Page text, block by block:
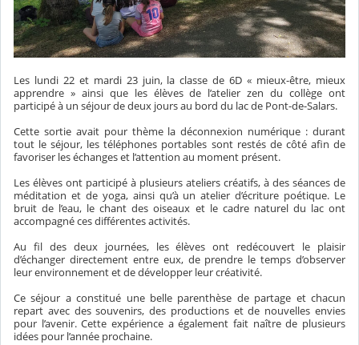
Les lundi 22 et mardi 23 juin, la classe de 6D « mieux-être, mieux
apprendre » ainsi que les élèves de l’atelier zen du collège ont
participé à un séjour de deux jours au bord du lac de Pont-de-Salars.
Cette sortie avait pour thème la déconnexion numérique : durant
tout le séjour, les téléphones portables sont restés de côté afin de
favoriser les échanges et l’attention au moment présent.
Les élèves ont participé à plusieurs ateliers créatifs, à des séances de
méditation et de yoga, ainsi qu’à un atelier d’écriture poétique. Le
bruit de l’eau, le chant des oiseaux et le cadre naturel du lac ont
accompagné ces différentes activités.
Au fil des deux journées, les élèves ont redécouvert le plaisir
d’échanger directement entre eux, de prendre le temps d’observer
leur environnement et de développer leur créativité.
Ce séjour a constitué une belle parenthèse de partage et chacun
repart avec des souvenirs, des productions et de nouvelles envies
pour l’avenir. Cette expérience a également fait naître de plusieurs
idées pour l’année prochaine.